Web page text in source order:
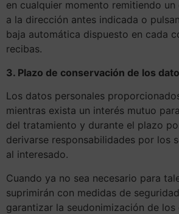
en cualquier momento remitiendo
a la dirección antes indicada o
baja automática dispuesto en cada
recibas.
3. Plazo de conservación de los
Los datos personales
mientras exista un interés mutuo
del tratamiento y durante el plazo
derivarse responsabilidades por los
al interesado.
Cuando ya no sea necesario para
suprimirán con medidas de
garantizar la seudonimización de los